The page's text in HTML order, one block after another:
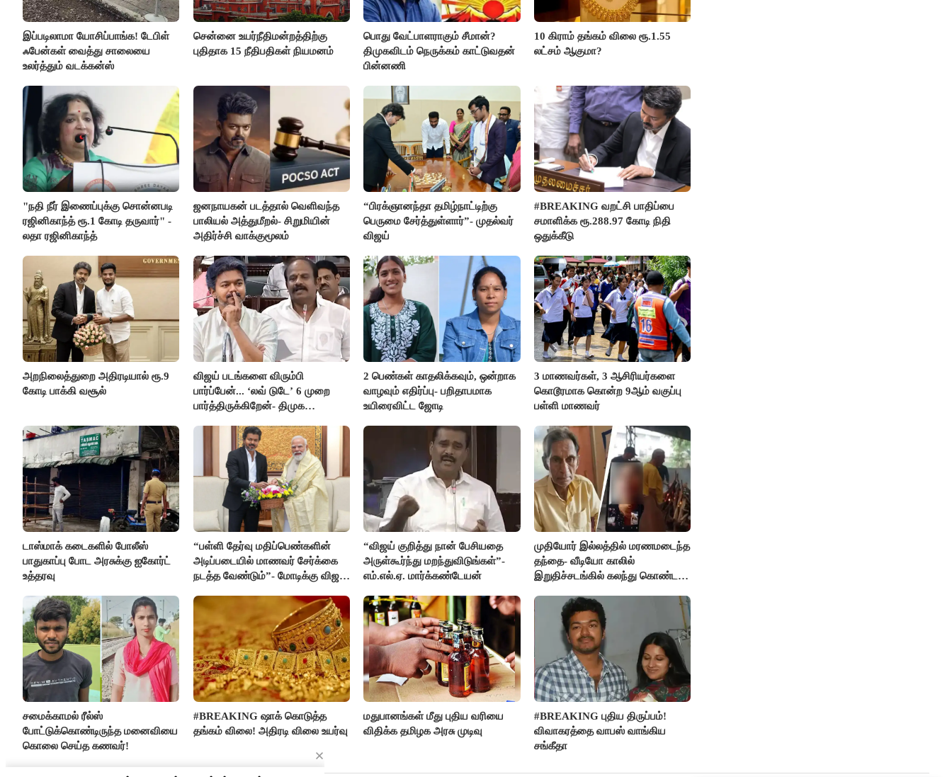
இப்படிலாமா யோசிப்பாங்க! டேபிள்
ஃபேன்கள் வைத்து சாலையை
உலர்த்தும் வடக்கன்ஸ்
சென்னை உயர்நீதிமன்றத்திற்கு
புதிதாக 15 நீதிபதிகள் நியமனம்
பொது வேட்பாளராகும் சீமான்?
திமுகவிடம் நெருக்கம் காட்டுவதன்
பின்னணி
10 கிராம் தங்கம் விலை ரூ.1.55
லட்சம் ஆகுமா?
"நதி நீர் இணைப்புக்கு சொன்னபடி
ரஜினிகாந்த் ரூ.1 கோடி தருவார்" -
லதா ரஜினிகாந்த்
ஜனநாயகன் படத்தால் வெளிவந்த
பாலியல் அத்துமீறல்- சிறுமியின்
அதிர்ச்சி வாக்குமூலம்
“பிரக்ஞானந்தா தமிழ்நாட்டிற்கு
பெருமை சேர்த்துள்ளார்”- முதல்வர்
விஜய்
#BREAKING வறட்சி பாதிப்பை
சமாளிக்க ரூ.288.97 கோடி நிதி
ஒதுக்கீடு
அறநிலைத்துறை அதிரடியால் ரூ.9
கோடி பாக்கி வசூல்
விஜய் படங்களை விரும்பி
பார்ப்பேன்... ‘லவ் டுடே’ 6 முறை
பார்த்திருக்கிறேன்- திமுக
2 பெண்கள் காதலிக்கவும், ஒன்றாக
வாழவும் எதிர்ப்பு- பறிதாபமாக
உயிரைவிட்ட ஜோடி
3 மாணவர்கள், 3 ஆசிரியர்களை
கொடூரமாக கொன்ற 9ஆம் வகுப்பு
பள்ளி மாணவர்
டாஸ்மாக் கடைகளில் போலீஸ்
பாதுகாப்பு போட அரசுக்கு ஐகோர்ட்
உத்தரவு
“பள்ளி தேர்வு மதிப்பெண்களின்
அடிப்படையில் மாணவர் சேர்க்கை
நடத்த வேண்டும்”- மோடிக்கு விஜய்
“விஜய் குறித்து நான் பேசியதை
அருள்கூர்ந்து மறந்துவிடுங்கள்”-
எம்.எல்.ஏ. மார்க்கண்டேயன்
முதியோர் இல்லத்தில் மரணமடைந்த
தந்தை- வீடியோ காலில்
இறுதிச்சடங்கில் கலந்து கொண்ட
சமைக்காமல் ரீல்ஸ்
போட்டுக்கொண்டிருந்த மனைவியை
கொலை செய்த கணவர்!
#BREAKING ஷாக் கொடுத்த
தங்கம் விலை! அதிரடி விலை உயர்வு
மதுபானங்கள் மீது புதிய வரியை
விதிக்க தமிழக அரசு முடிவு
#BREAKING புதிய திருப்பம்!
விவாகரத்தை வாபஸ் வாங்கிய
சங்கீதா